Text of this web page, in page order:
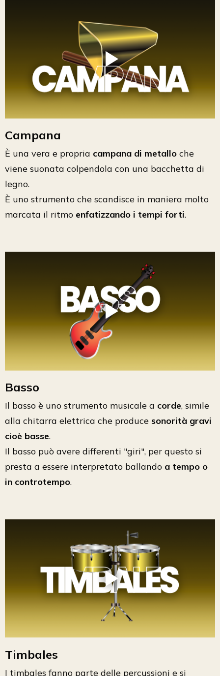
Campana
È una vera e propria campana di metallo che
viene suonata colpendola con una bacchetta di
legno.
È uno strumento che scandisce in maniera molto
marcata il ritmo enfatizzando i tempi forti.
Basso
Il basso è uno strumento musicale a corde, simile
alla chitarra elettrica che produce sonorità gravi
cioè basse.
Il basso può avere differenti "giri", per questo si
presta a essere interpretato ballando a tempo o
in controtempo.
Timbales
I timbales fanno parte delle percussioni e si